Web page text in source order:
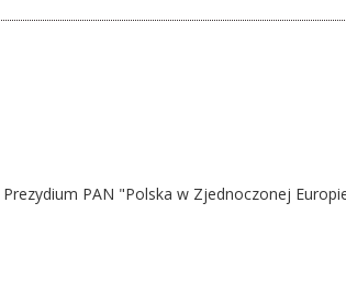
PAN "Polska w Zjednoczonej